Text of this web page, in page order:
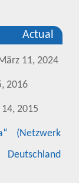
Actual
11, 2024
2016
14, 2015
(Netzwerk